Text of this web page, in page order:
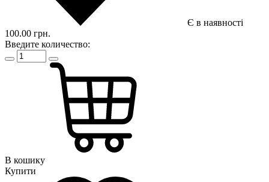
Є в наявності
100.00 грн.
Введите количество:
В кошику
Купити